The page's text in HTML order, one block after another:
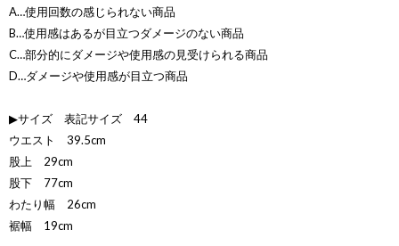
A…使用回数の感じられない商品
B…使用感はあるが目立つダメージのない商品
C…部分的にダメージや使用感の見受けられる商品
D…ダメージや使用感が目立つ商品
▶サイズ 表記サイズ 44
ウエスト 39.5cm
股上 29cm
股下 77cm
わたり幅 26cm
裾幅 19cm